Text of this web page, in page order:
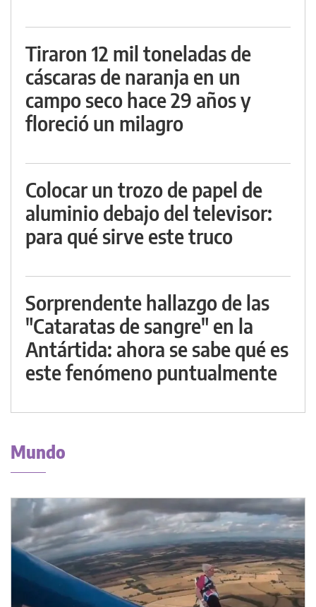
Tiraron 12 mil toneladas de
cáscaras de naranja en un
campo seco hace 29 años y
floreció un milagro
Colocar un trozo de papel de
aluminio debajo del televisor:
para qué sirve este truco
Sorprendente hallazgo de las
"Cataratas de sangre" en la
Antártida: ahora se sabe qué es
este fenómeno puntualmente
Mundo